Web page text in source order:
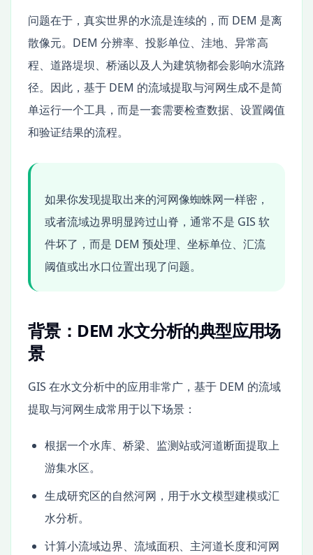
问题在于，真实世界的水流是连续的，而 DEM 是离
散像元。DEM 分辨率、投影单位、洼地、异常高
程、道路堤坝、桥涵以及人为建筑物都会影响水流路
径。因此，基于 DEM 的流域提取与河网生成不是简
单运行一个工具，而是一套需要检查数据、设置阈值
和验证结果的流程。
如果你发现提取出来的河网像蜘蛛网一样密，
或者流域边界明显跨过山脊，通常不是 GIS 软
件坏了，而是 DEM 预处理、坐标单位、汇流
阈值或出水口位置出现了问题。
背景：DEM 水文分析的典型应用场
景
GIS 在水文分析中的应用非常广，基于 DEM 的流域
提取与河网生成常用于以下场景：
根据一个水库、桥梁、监测站或河道断面提取上
游集水区。
生成研究区的自然河网，用于水文模型建模或汇
水分析。
计算小流域边界、流域面积、主河道长度和河网